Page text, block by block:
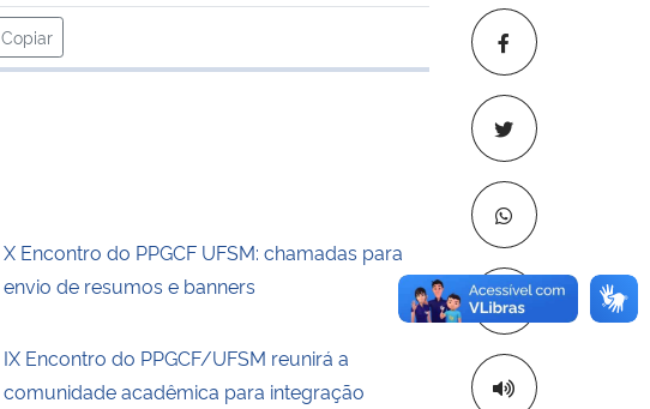
Copiar para
Copiar
para área de transferência
X Encontro do PPGCF UFSM: chamadas para
envio de resumos e banners
IX Encontro do PPGCF/UFSM reunirá a
comunidade acadêmica para integração